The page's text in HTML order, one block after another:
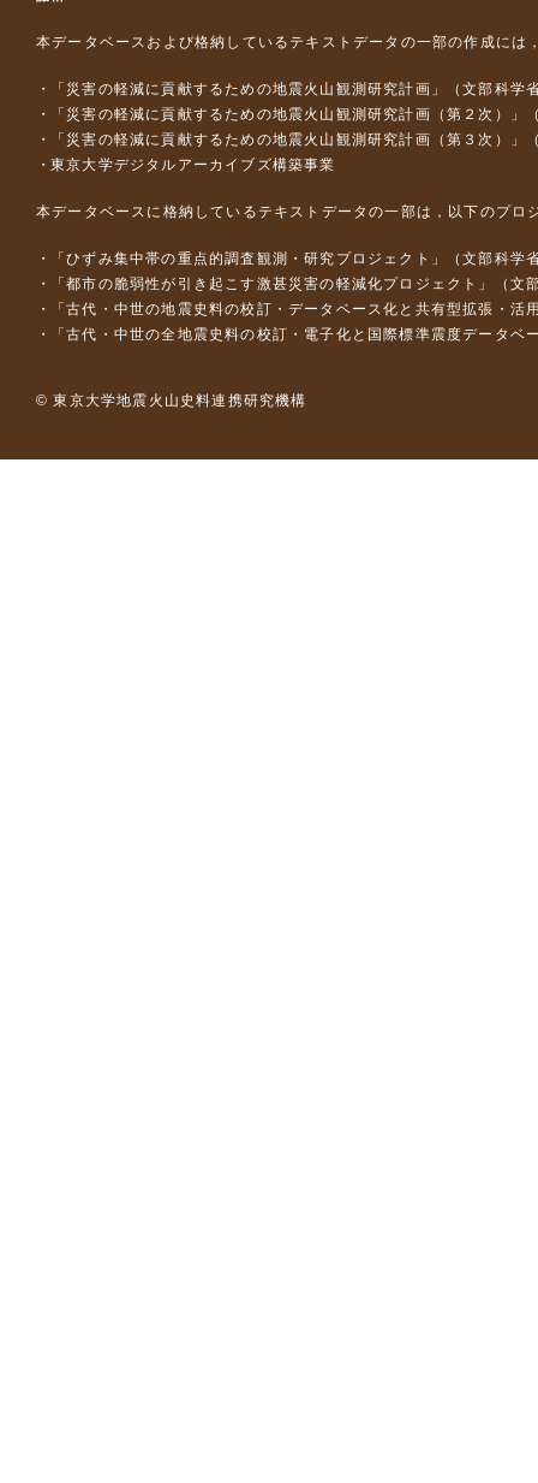
本データベースおよび格納しているテキストデータの一部の作成には
「災害の軽減に貢献するための地震火山観測研究計画」（文部科学
「災害の軽減に貢献するための地震火山観測研究計画（第２次）」
「災害の軽減に貢献するための地震火山観測研究計画（第３次）」
東京大学デジタルアーカイブズ構築事業
本データベースに格納しているテキストデータの一部は，以下のプロ
「ひずみ集中帯の重点的調査観測・研究プロジェクト」（文部科
「都市の脆弱性が引き起こす激甚災害の軽減化プロジェクト」（
「古代・中世の地震史料の校訂・データベース化と共有型拡張・
「古代・中世の全地震史料の校訂・電子化と国際標準震度データ
© 東京大学地震火山史料連携研究機構